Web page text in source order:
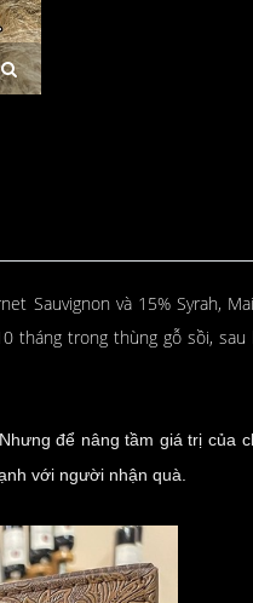
Sauvignon và 15% Syrah,
tháng trong thùng gỗ sồi, sau
để nâng tầm giá trị của
với người nhận quà.